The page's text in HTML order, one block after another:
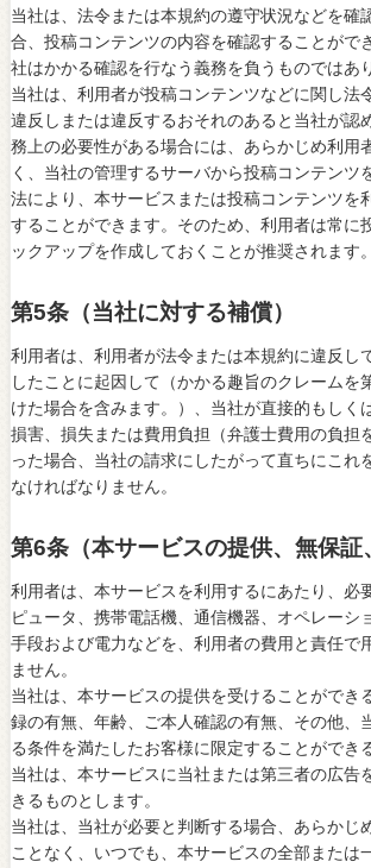
当社は、法令または本規約の遵守状況などを確
合、投稿コンテンツの内容を確認することがで
社はかかる確認を行なう義務を負うものではあ
当社は、利用者が投稿コンテンツなどに関し法
違反しまたは違反するおそれのあると当社が認
務上の必要性がある場合には、あらかじめ利用
く、当社の管理するサーバから投稿コンテンツ
法により、本サービスまたは投稿コンテンツを
することができます。そのため、利用者は常に
ックアップを作成しておくことが推奨されます。
第5条（当社に対する補償）
利用者は、利用者が法令または本規約に違反し
したことに起因して（かかる趣旨のクレームを
けた場合を含みます。）、当社が直接的もしく
損害、損失または費用負担（弁護士費用の負担
った場合、当社の請求にしたがって直ちにこれ
なければなりません。
第6条（本サービスの提供、無保証
利用者は、本サービスを利用するにあたり、必
ピュータ、携帯電話機、通信機器、オペレーシ
手段および電力などを、利用者の費用と責任で
ません。
当社は、本サービスの提供を受けることができ
録の有無、年齢、ご本人確認の有無、その他、
る条件を満たしたお客様に限定することができ
当社は、本サービスに当社または第三者の広告
きるものとします。
当社は、当社が必要と判断する場合、あらかじ
ことなく、いつでも、本サービスの全部または